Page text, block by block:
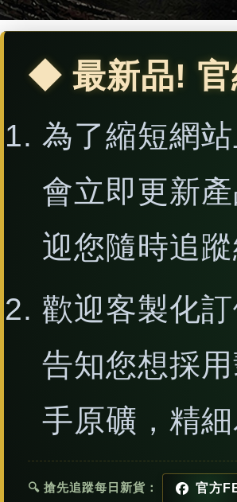
◆ 最新品! 官
為了縮短網
會立即更新
迎您隨時追
歡迎客製化
告知您想採
手原礦，精
🔍 搶先追蹤每日新貨： 官方